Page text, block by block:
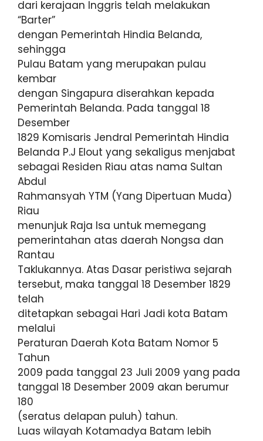
dari kerajaan Inggris telah melakukan
“Barter”
dengan Pemerintah Hindia Belanda,
sehingga
Pulau Batam yang merupakan pulau
kembar
dengan Singapura diserahkan kepada
Pemerintah Belanda. Pada tanggal 18
Desember
1829 Komisaris Jendral Pemerintah Hindia
Belanda P.J Elout yang sekaligus menjabat
sebagai Residen Riau atas nama Sultan
Abdul
Rahmansyah YTM (Yang Dipertuan Muda)
Riau
menunjuk Raja Isa untuk memegang
pemerintahan atas daerah Nongsa dan
Rantau
Taklukannya. Atas Dasar peristiwa sejarah
tersebut, maka tanggal 18 Desember 1829
telah
ditetapkan sebagai Hari Jadi kota Batam
melalui
Peraturan Daerah Kota Batam Nomor 5
Tahun
2009 pada tanggal 23 Juli 2009 yang pada
tanggal 18 Desember 2009 akan berumur
180
(seratus delapan puluh) tahun.
Luas wilayah Kotamadya Batam lebih